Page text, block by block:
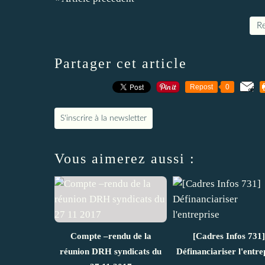
Partager cet article
Repost 0
S'inscrire à la newsletter
Vous aimerez aussi :
Compte –rendu de la
réunion DRH syndicats du
[Cadres Infos 731]
Définanciariser